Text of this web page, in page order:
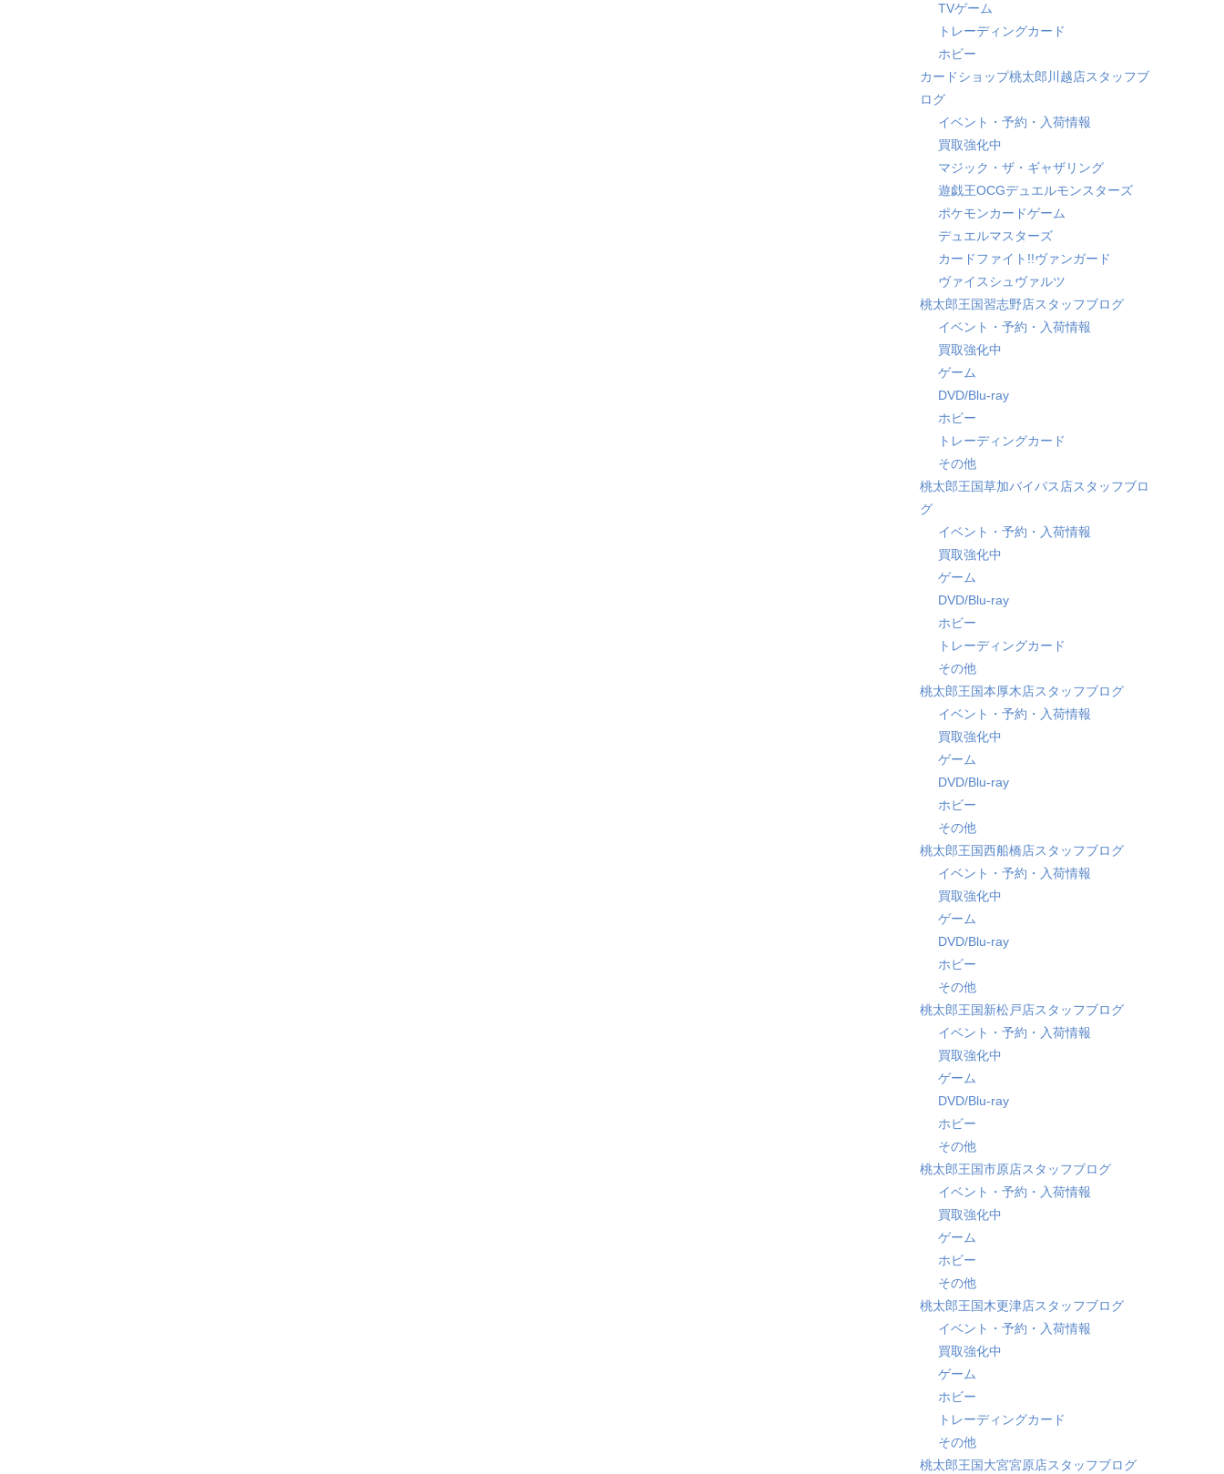
TVゲーム
トレーディングカード
ホビー
カードショップ桃太郎川越店スタッフブ
ログ
イベント・予約・入荷情報
買取強化中
マジック・ザ・ギャザリング
遊戯王OCGデュエルモンスターズ
ポケモンカードゲーム
デュエルマスターズ
カードファイト!!ヴァンガード
ヴァイスシュヴァルツ
桃太郎王国習志野店スタッフブログ
イベント・予約・入荷情報
買取強化中
ゲーム
DVD/Blu-ray
ホビー
トレーディングカード
その他
桃太郎王国草加バイパス店スタッフブロ
グ
イベント・予約・入荷情報
買取強化中
ゲーム
DVD/Blu-ray
ホビー
トレーディングカード
その他
桃太郎王国本厚木店スタッフブログ
イベント・予約・入荷情報
買取強化中
ゲーム
DVD/Blu-ray
ホビー
その他
桃太郎王国西船橋店スタッフブログ
イベント・予約・入荷情報
買取強化中
ゲーム
DVD/Blu-ray
ホビー
その他
桃太郎王国新松戸店スタッフブログ
イベント・予約・入荷情報
買取強化中
ゲーム
DVD/Blu-ray
ホビー
その他
桃太郎王国市原店スタッフブログ
イベント・予約・入荷情報
買取強化中
ゲーム
ホビー
その他
桃太郎王国木更津店スタッフブログ
イベント・予約・入荷情報
買取強化中
ゲーム
ホビー
トレーディングカード
その他
桃太郎王国大宮宮原店スタッフブログ